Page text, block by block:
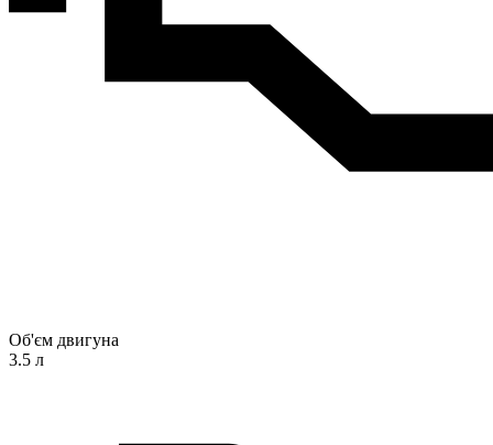
Об'єм двигуна
3.5 л